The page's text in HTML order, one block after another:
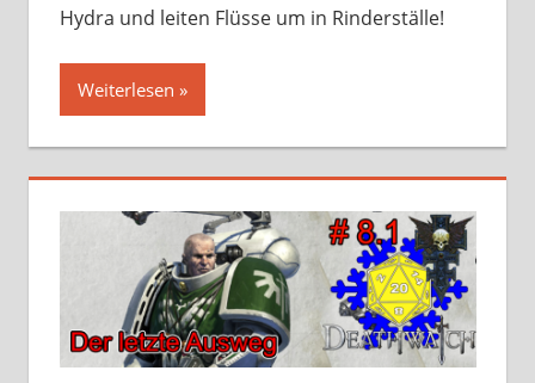
Hydra und leiten Flüsse um in Rinderställe!
Weiterlesen